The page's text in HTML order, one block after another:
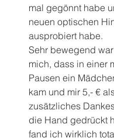
mal gegönnt habe
neuen optischen
ausprobiert habe.
Sehr bewegend
mich, dass in einer
Pausen ein
kam und mir 5,- €
zusätzliches
die Hand gedrückt
fand ich wirklich